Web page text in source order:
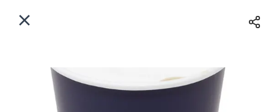
Συνδεθείτε
Πού παραδίδουμε;
Delivery